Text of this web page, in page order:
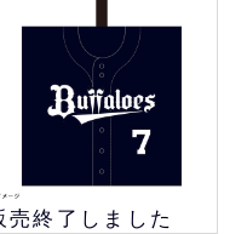
売終了しました